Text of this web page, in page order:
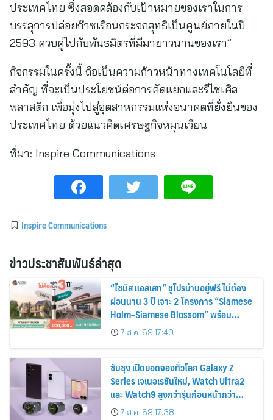
ประเทศไทย ซึ่งสอดคล้องกับเป้าหมายของเราในการ
บรรลุการปล่อยก๊าซเรือนกระจกสุทธิเป็นศูนย์ภายในปี
2593 ควบคู่ไปกับพันธมิตรที่มีมายาวนานของเรา”
กิจกรรมในครั้งนี้ ถือเป็นความก้าวหน้าทางเทคโนโลยีที่
สำคัญ ที่จะเป็นประโยชน์ต่อการคัดแยกและรีไซเคิล
พลาสติก เพื่อมุ่งไปสู่อุตสาหกรรมแห่งอนาคตที่ยั่งยืนของ
ประเทศไทย ด้วยแนวคิดเศรษฐกิจหมุนเวียน
ที่มา: Inspire Communications
Inspire Communications
ข่าวประชาสัมพันธ์ล่าสุด
“ไซมิส แอสเสท” ชูโปรบ้านอยู่ฟรี ไม่ต้อง
ผ่อนนาน 3 ปี เจาะ 2 โครงการ “Siamese
Holm–Siamese Blossom” พร้อม
ส่วนลดและสิทธิพิเศษถึง 31 สิงหาคม
2569
7 ส.ค. 69 17:40
ซัมซุง เปิดยอดจองทั่วโลก Galaxy Z
Series เจเนอเรชันใหม่, Watch Ultra2
และ Watch9 สูงกว่ารุ่นก่อนหน้ากว่า
30%7 ส.ค. 69 17:38